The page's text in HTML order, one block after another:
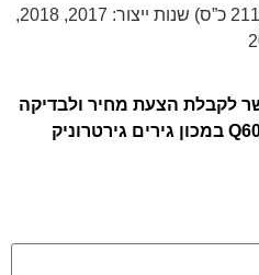
אינפיניטי Q60 Sport אוט’ 2.0 (211 כ”ס) שנות ייצור: 2017, 2018,
לקבלת הצעת מחיר ולבדיקה